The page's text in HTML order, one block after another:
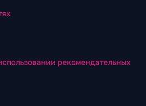
рекомендательных